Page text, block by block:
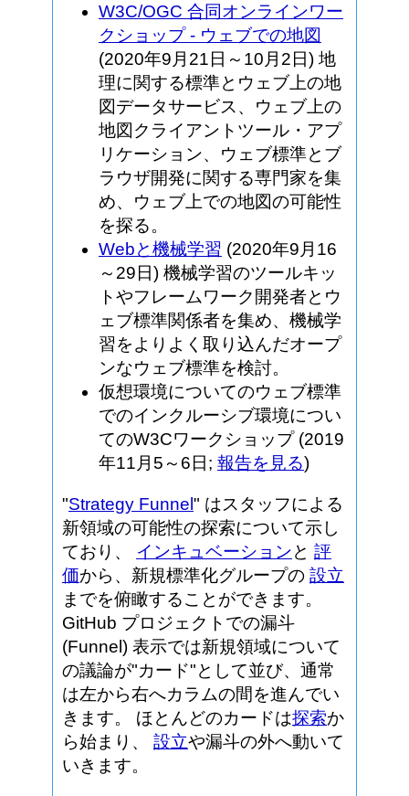
W3C/OGC 合同オンラインワー
クショップ - ウェブでの地図
(2020年9月21日～10月2日) 地
理に関する標準とウェブ上の地
図データサービス、ウェブ上の
地図クライアントツール・アプ
リケーション、ウェブ標準とブ
ラウザ開発に関する専門家を集
め、ウェブ上での地図の可能性
を探る。
Webと機械学習 (2020年9月16
～29日) 機械学習のツールキッ
トやフレームワーク開発者とウ
ェブ標準関係者を集め、機械学
習をよりよく取り込んだオープ
ンなウェブ標準を検討。
仮想環境についてのウェブ標準
でのインクルーシブ環境につい
てのW3Cワークショップ (2019
年11月5～6日; 報告を見る)
"Strategy Funnel " はスタッフによる
新領域の可能性の探索について示し
ており、 インキュベーションと 評
価から、新規標準化グループの 設立
までを俯瞰することができます。
GitHub プロジェクトでの漏斗
(Funnel) 表示では新規領域について
の議論が"カード"として並び、通常
は左から右へカラムの間を進んでい
きます。 ほとんどのカードは探索か
ら始まり、 設立や漏斗の外へ動いて
いきます。